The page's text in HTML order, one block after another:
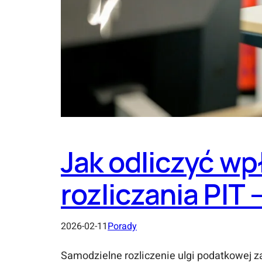
Jak odliczyć
rozliczania PIT
2026-02-11Porady
Samodzielne rozliczenie ulgi podatkowej